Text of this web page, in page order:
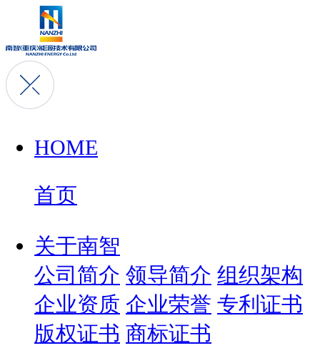
HOME
首页
关于南智
公司简介 领导简介 组织架构
企业资质 企业荣誉 专利证书
版权证书 商标证书